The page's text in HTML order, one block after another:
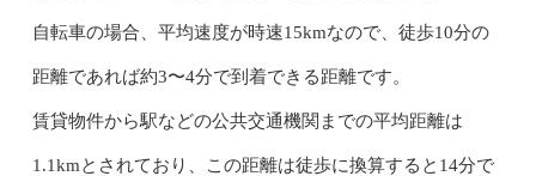
自転車の場合、平均速度が時速15kmなので、徒歩10分の
距離であれば約3〜4分で到着できる距離です。
賃貸物件から駅などの公共交通機関までの平均距離は
1.1kmとされており、この距離は徒歩に換算すると14分で